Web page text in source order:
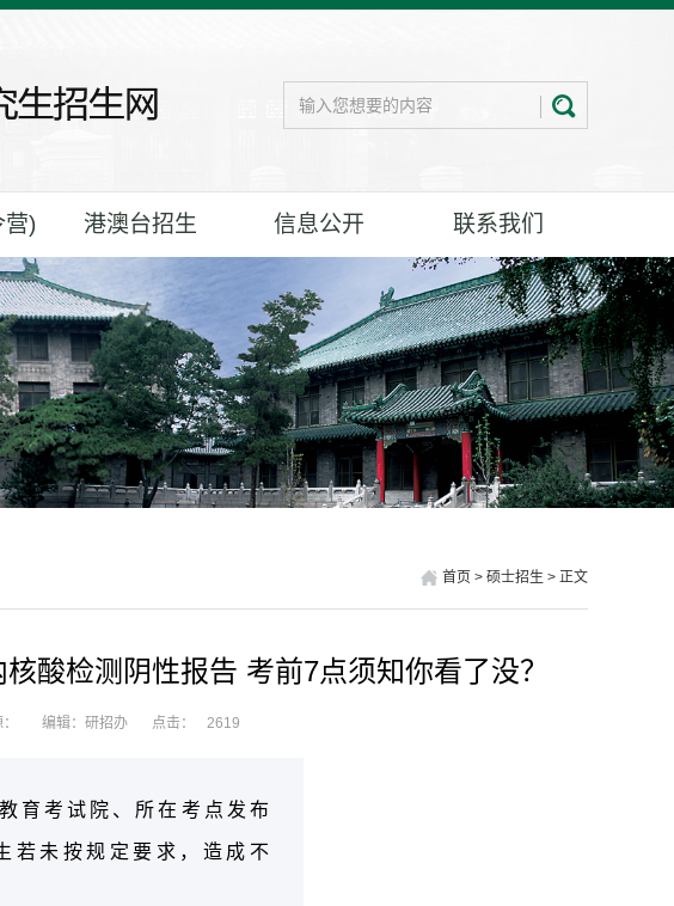
营) 港澳台招生 信息公开 联系我们
首页 > 硕士招生 > 正文
酸检测阴性报告 考前7点须知你看了没？
编辑：研招办 点击： 2619
育考试院、所在考点发布
若未按规定要求，造成不